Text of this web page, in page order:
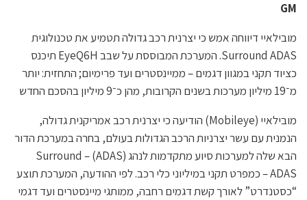
GM
מובילאיי דיווחה אמש כי יצרנית רכב גדולה תטמיע את טכנולוגית
Surround ADAS. המערכת המבוססת על שבב EyeQ6H תיכנס
כציוד תקני במגוון דגמים – ממיינסטרים ועד פרימיום; התחזית: יותר
מ־19 מיליון מערכות בשנים הקרובות, מהן כ־9 מיליון בהסכם החדש
מובילאיי (Mobileye) הודיעה כי יצרנית רכב אמריקנית גדולה,
הנמנית עם עשר יצרניות הרכב הגדולות בעולם, בחרה במערכת הדור
הבא שלה למערכות סיוע מתקדמות לנהג (ADAS) – Surround
ADAS – כמפרט תקני במיליוני כלי רכב. לפי ההודעה, המערכת תוצע
“כסטנדרט” לאורך קשת דגמים רחבה, ממותגי מיינסטרים ועד דגמי